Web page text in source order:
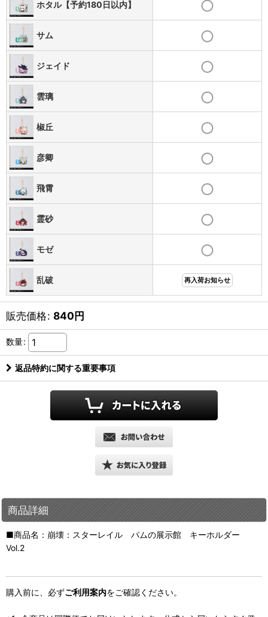
ホタル【予約180日以内】
サム
ジェイド
雲璃
椒丘
彦卿
飛霄
霊砂
モゼ
乱破 再入荷お知らせ
販売価格: 840円
数量:
返品特約に関する重要事項
商品詳細
■商品名：崩壊：スターレイル パムの展示館 キーホルダー
Vol.2
購入前に、必ずご利用案内をご確認ください。